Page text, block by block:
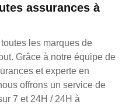
assurances à
les marques de
Grâce à notre équipe de
et experte en
offrons un service de
7 et 24H / 24H à